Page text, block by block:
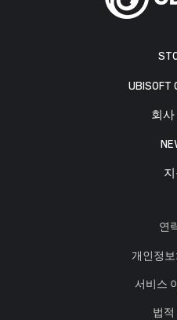
UBISOFT
회사
지
연
개인정
서비스
법적